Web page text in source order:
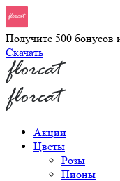
Получите 500
Скачать
Акции
Цветы
Розы
Пионы